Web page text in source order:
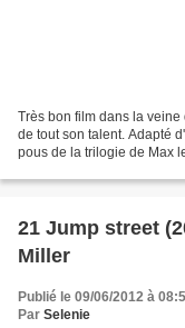
Très bon film dans la
de tout son talent. Adapté
pous de la trilogie de Max
21 Jump street
Miller
Publié le 09/06/2012 à
Par Selenie